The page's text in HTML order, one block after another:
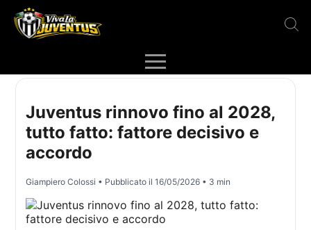
Juventus rinnovo fino al 2028,
tutto fatto: fattore decisivo e
accordo
Giampiero Colossi • Pubblicato il16/05/2026 • 3 min